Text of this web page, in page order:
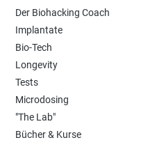
Der Biohacking Coach
Implantate
Bio-Tech
Longevity
Tests
Microdosing
"The Lab"
Bücher & Kurse